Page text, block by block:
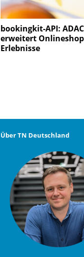
bookingkit-API: ADAC
erweitert
Erlebnisse
Über TN Deutschland